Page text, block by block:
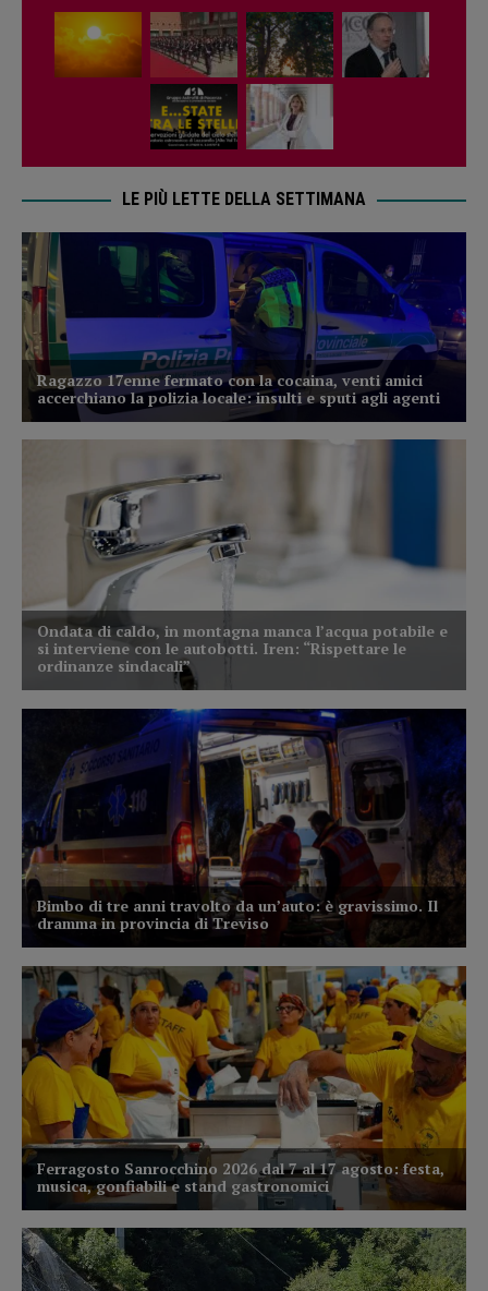
LE PIÙ LETTE DELLA SETTIMANA